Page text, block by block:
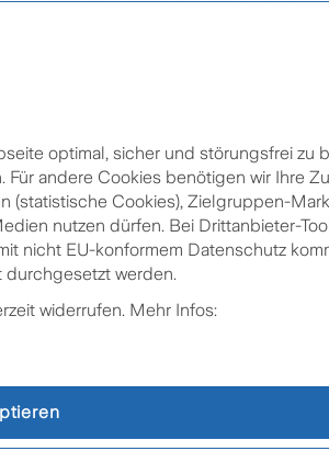
7 Min. Lesedauer
826.000 Unfälle
jeder zehnte
sind durch die
optimal, sicher und störungsfrei zu
andere Cookies benötigen wir Ihre
(statistische Cookies), Zielgruppen-
nutzen dürfen. Bei Drittanbieter-
nicht EU-konformem Datenschutz
durchgesetzt werden.
widerrufen. Mehr Infos: